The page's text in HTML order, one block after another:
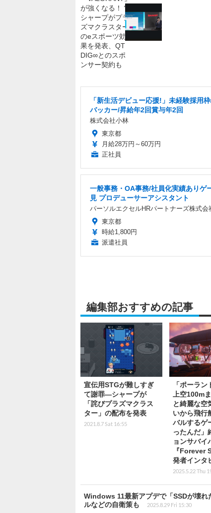
「新生活デビュー応援!」未経験採用
バッカー/昇給年2回賞与年2回
株式会社小林
東京都
月給28万円～60万円
正社員
一般事務・OA事務/社員化実績ありゲ
見 プロデューサーアシスタント
パーソルエクセルHRパートナーズ株式会
東京都
時給1,800円
派遣社員
編集部おすすめの記事
宣伝用STGが難しすぎ
て謝罪―シャープが
「詫びプラズマクラス
ター」の配布を発表
2021.8.7 Sat 16:55
「ポーラ
上空100m
と綺麗な空
いから飛行
バルするゲ
ったんだ」
ョンサバイ
『Forever
発者インタ
2025.5.22 Thu
Windows 11最新アプデで「SSDが壊れ
ルなどの自衛策も
2025.8.29 Fri 15:30